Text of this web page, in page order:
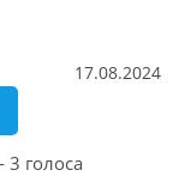
17.08.2024
- 3 голоса